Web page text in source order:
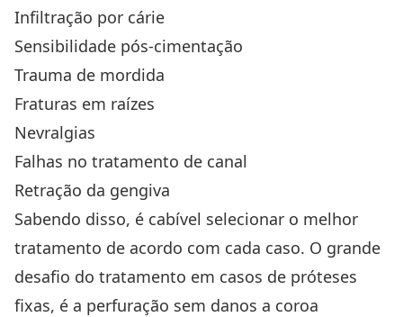
Infiltração por cárie
Sensibilidade pós-cimentação
Trauma de mordida
Fraturas em raízes
Nevralgias
Falhas no tratamento de canal
Retração da gengiva
Sabendo disso, é cabível selecionar o melhor
tratamento de acordo com cada caso. O grande
desafio do tratamento em casos de próteses
fixas, é a perfuração sem danos a coroa